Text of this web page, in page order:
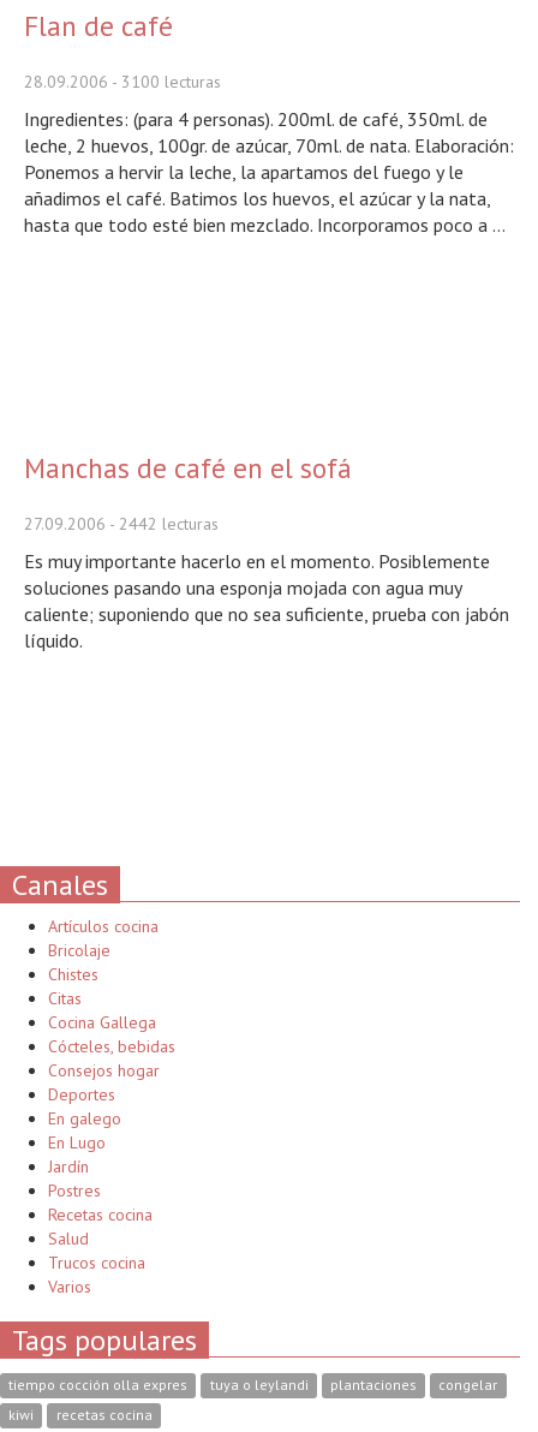
Flan de café
28.09.2006 - 3100 lecturas
Ingredientes: (para 4 personas). 200ml. de café, 350ml. de
leche, 2 huevos, 100gr. de azúcar, 70ml. de nata. Elaboración:
Ponemos a hervir la leche, la apartamos del fuego y le
añadimos el café. Batimos los huevos, el azúcar y la nata,
hasta que todo esté bien mezclado. Incorporamos poco a ...
Manchas de café en el sofá
27.09.2006 - 2442 lecturas
Es muy importante hacerlo en el momento. Posiblemente
soluciones pasando una esponja mojada con agua muy
caliente; suponiendo que no sea suficiente, prueba con jabón
líquido.
Canales
Artículos cocina
Bricolaje
Chistes
Citas
Cocina Gallega
Cócteles, bebidas
Consejos hogar
Deportes
En galego
En Lugo
Jardín
Postres
Recetas cocina
Salud
Trucos cocina
Varios
Tags populares
tiempo cocción olla expres tuya o leylandi plantaciones
congelar
kiwi
recetas cocina